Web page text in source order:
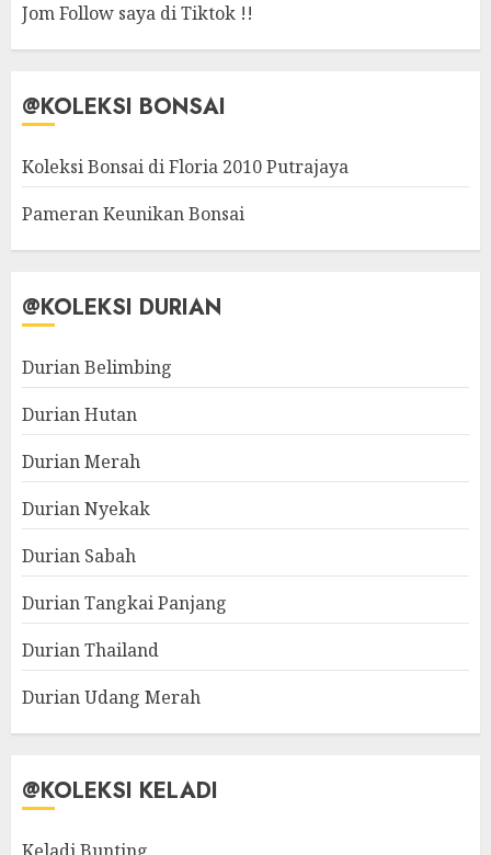
Jom Follow saya di Tiktok !!
@KOLEKSI BONSAI
Koleksi Bonsai di Floria 2010 Putrajaya
Pameran Keunikan Bonsai
@KOLEKSI DURIAN
Durian Belimbing
Durian Hutan
Durian Merah
Durian Nyekak
Durian Sabah
Durian Tangkai Panjang
Durian Thailand
Durian Udang Merah
@KOLEKSI KELADI